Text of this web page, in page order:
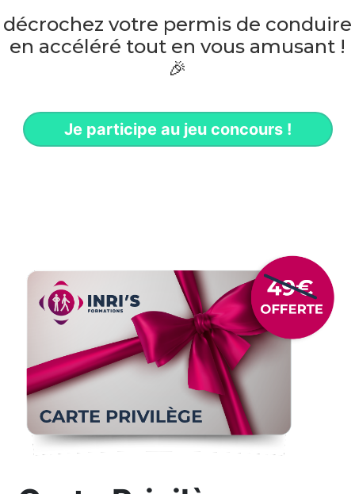
décrochez votre permis de conduire
en accéléré tout en vous amusant !
🎉
Je participe au jeu concours !